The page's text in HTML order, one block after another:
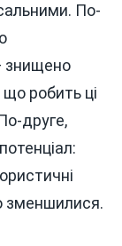
По-
знищено
що робить ці
друге,
зменшилися.